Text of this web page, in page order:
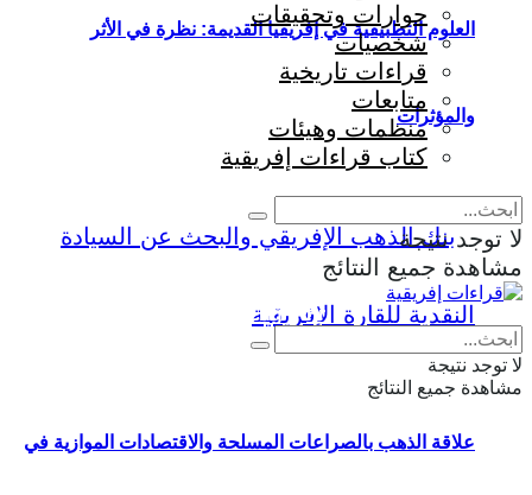
العلوم التطبيقية في إفريقيا القديمة: نظرة في الأثر
والمؤثرات
علاقة الذهب بالصراعات المسلحة والاقتصادات الموازية في
حوارات وتحقيقات
شخصيات
قراءات تاريخية
متابعات
منظمات وهيئات
كتاب قراءات إفريقية
لا توجد نتيجة
مشاهدة جميع النتائج
Eng Fr
لا توجد نتيجة
مشاهدة جميع النتائج